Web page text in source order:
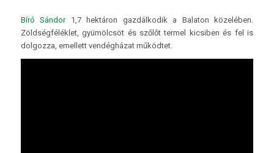
Bíró Sándor1,7 hektáron gazdálkodik a Balaton közelében.
Zöldségféléklet, gyümölcsöt és szőlőt termel kicsiben és fel is
dolgozza, emellett vendégházat működtet.